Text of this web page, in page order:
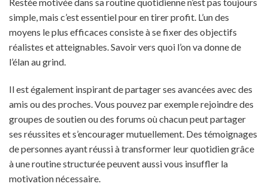
Restée motivée dans sa routine quotidienne n’est pas toujours
simple, mais c’est essentiel pour en tirer profit. L’un des
moyens le plus efficaces consiste à se fixer des objectifs
réalistes et atteignables. Savoir vers quoi l’on va donne de
l’élan au grind.
Il est également inspirant de partager ses avancées avec des
amis ou des proches. Vous pouvez par exemple rejoindre des
groupes de soutien ou des forums où chacun peut partager
ses réussites et s’encourager mutuellement. Des témoignages
de personnes ayant réussi à transformer leur quotidien grâce
à une routine structurée peuvent aussi vous insuffler la
motivation nécessaire.